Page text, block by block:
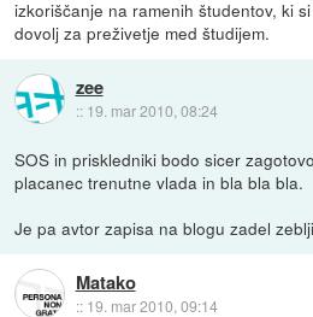
izkoriščanje na ramenih študentov, ki
dovolj za preživetje med študijem.
zee
:: 19. mar 2010, 08:24
SOS in priskledniki bodo sicer
placanec trenutne vlada in bla bla bla.
Je pa avtor zapisa na blogu zadel
Matako
:: 19. mar 2010, 09:14